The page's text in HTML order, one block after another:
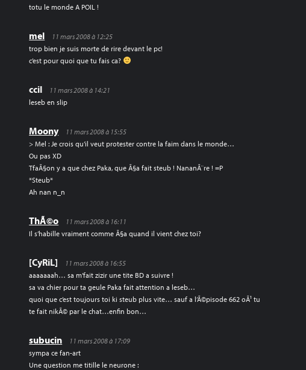
totu le monde A POIL !
mel
11 mars 2008 à 12:25
trop bien je suis morte de rire devant le pc!
c’est pour quoi que tu fais ca?
ccil
11 mars 2008 à 14:21
leseb en slip
Moony
11 mars 2008 à 15:55
> Mel : Je crois qu’il veut protester contre la faim dans le monde…
Ou pas XD
TfaÃ§on y a que chez Paka, que Ã§a fait steub ! NananÃ¨re ! =P
*Steub*
Ah nan n_n
ThÃ©o
11 mars 2008 à 16:11
Il s’habille vraiment comme Ã§a quand il vient chez toi?
[CyRiL]
11 mars 2008 à 16:55
aaaaaaah… sa m’fait zizir une tite BD a suivre !
sa va chier pour ta geule Paka fait attention a leseb…
quoi que c’est toujours toi ki steub plus vite… sauf a l’Ã©pisode 662 oÃ¹ tu
te fait nikÃ© par le chat…enfin bon…
subucin
11 mars 2008 à 17:09
sympa ce fan-art
Une question me titille le neurone :